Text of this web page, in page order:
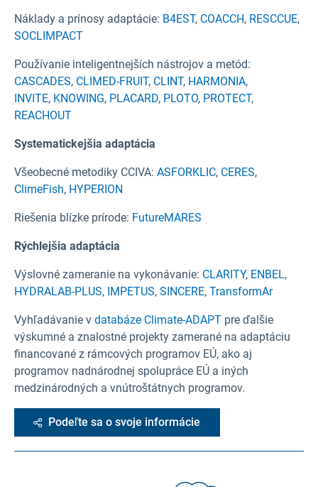
Náklady a prínosy adaptácie: B4EST, COACCH, RESCCUE,
SOCLIMPACT
Používanie inteligentnejších nástrojov a metód:
CASCADES, CLIMED-FRUIT, CLINT, HARMONIA,
INVITE, KNOWING, PLACARD, PLOTO, PROTECT,
REACHOUT
Systematickejšia adaptácia
Všeobecné metodiky CCIVA: ASFORKLIC, CERES,
ClimeFish, HYPERION
Riešenia blízke prírode: FutureMARES
Rýchlejšia adaptácia
Výslovné zameranie na vykonávanie: CLARITY, ENBEL,
HYDRALAB-PLUS, IMPETUS, SINCERE, TransformAr
Vyhľadávanie v databáze Climate-ADAPT pre ďalšie
výskumné a znalostné projekty zamerané na adaptáciu
financované z rámcových programov EÚ, ako aj
programov nadnárodnej spolupráce EÚ a iných
medzinárodných a vnútroštátnych programov.
Podeľte sa o svoje informácie